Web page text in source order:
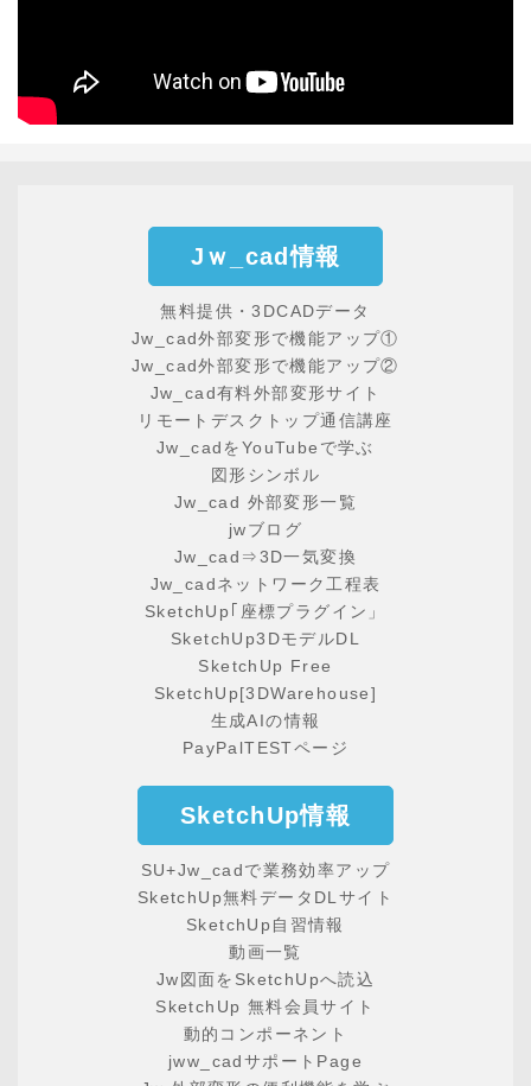
Jｗ_cad情報
無料提供・3DCADデータ
Jw_cad外部変形で機能アップ①
Jw_cad外部変形で機能アップ②
Jw_cad有料外部変形サイト
リモートデスクトップ通信講座
Jw_cadをYouTubeで学ぶ
図形シンボル
Jw_cad 外部変形一覧
jwブログ
Jw_cad⇒3D一気変換
Jw_cadネットワーク工程表
SketchUp｢座標プラグイン」
SketchUp3DモデルDL
SketchUp Free
SketchUp[3DWarehouse]
生成AIの情報
PayPalTESTページ
SketchUp情報
SU+Jw_cadで業務効率アップ
SketchUp無料データDLサイト
SketchUp自習情報
動画一覧
Jw図面をSketchUpへ読込
SketchUp 無料会員サイト
動的コンポーネント
jww_cadサポートPage